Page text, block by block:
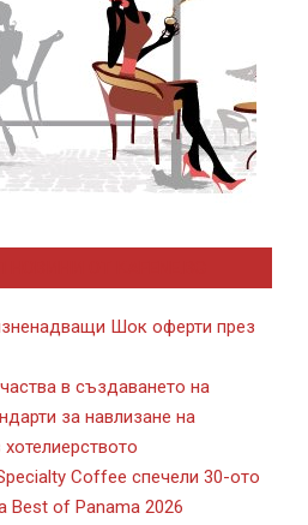
Шок оферти през
в създаването на
за навлизане на
хотелиерството
Coffee спечели 30-ото
Best of Panama 2026